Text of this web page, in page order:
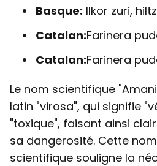
Basque: Ilkor zuri,
Catalan:Farinera
Catalan:Farinera
Le nom scientifique
latin "virosa", qui signifie
"toxique", faisant ainsi
sa dangerosité. Cette
scientifique souligne la